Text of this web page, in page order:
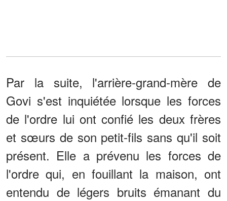
Par la suite, l'arrière-grand-mère de
Govi s'est inquiétée lorsque les forces
de l'ordre lui ont confié les deux frères
et sœurs de son petit-fils sans qu'il soit
présent. Elle a prévenu les forces de
l'ordre qui, en fouillant la maison, ont
entendu de légers bruits émanant du